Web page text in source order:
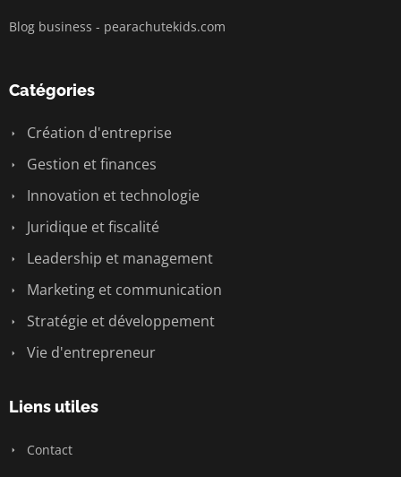
Blog business - pearachutekids.com
Catégories
Création d'entreprise
Gestion et finances
Innovation et technologie
Juridique et fiscalité
Leadership et management
Marketing et communication
Stratégie et développement
Vie d'entrepreneur
Liens utiles
Contact